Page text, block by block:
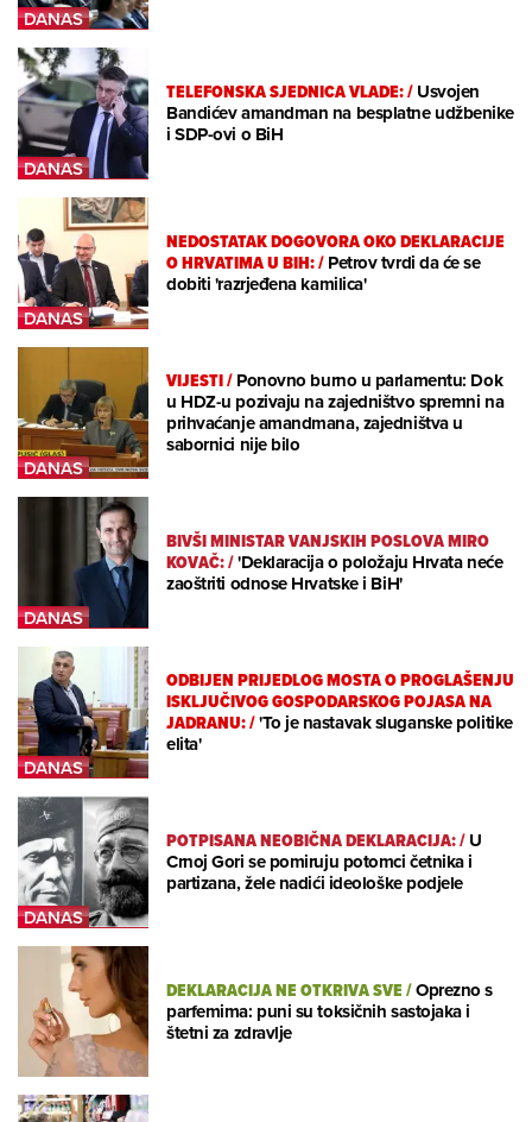
TELEFONSKA SJEDNICA VLADE:/Usvojen
Bandićev amandman na besplatne udžbenike
i SDP-ovi o BiH
NEDOSTATAK DOGOVORA OKO DEKLARACIJE
O HRVATIMA U BIH:/Petrov tvrdi da će se
dobiti 'razrjeđena kamilica'
VIJESTI/Ponovno burno u parlamentu: Dok
u HDZ-u pozivaju na zajedništvo spremni na
prihvaćanje amandmana, zajedništva u
sabornici nije bilo
BIVŠI MINISTAR VANJSKIH POSLOVA MIRO
KOVAČ:/'Deklaracija o položaju Hrvata neće
zaoštriti odnose Hrvatske i BiH'
ODBIJEN PRIJEDLOG MOSTA O PROGLAŠENJU
ISKLJUČIVOG GOSPODARSKOG POJASA NA
JADRANU:/'To je nastavak sluganske politike
elita'
POTPISANA NEOBIČNA DEKLARACIJA:/U
Crnoj Gori se pomiruju potomci četnika i
partizana, žele nadići ideološke podjele
DEKLARACIJA NE OTKRIVA SVE/Oprezno s
parfemima: puni su toksičnih sastojaka i
štetni za zdravlje